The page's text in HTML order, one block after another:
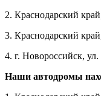
2. Краснодарский
3. Краснодарский
4. г. Новороссийск,
Наши автодромы